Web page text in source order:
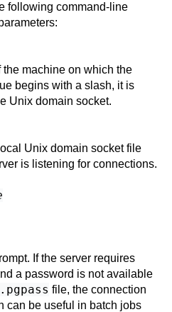
following command-line
machine on which the
begins with a slash, it is
Unix domain socket.
Unix domain socket file
is listening for connections.
If the server requires
a password is not available
.pgpass file, the connection
can be useful in batch jobs